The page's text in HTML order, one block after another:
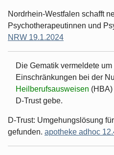
Nordrhein-Westfalen schafft
Psychotherapeutinnen und
NRW 19.1.2024
Die Gematik vermeldete
Einschränkungen bei der
Heilberufsausweisen
D-Trust gebe.
D-Trust: Umgehungslösung
gefunden. apotheke adhoc